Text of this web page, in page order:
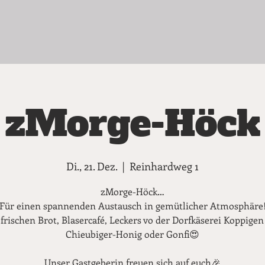
zMorge-Höck
Di., 21. Dez.
  |
Reinhardweg 1
zMorge-Höck…
einen spannenden Austausch in gemütlicher Atmosphäre!
Brot, Blasercafé, Leckers vo der Dorfkäserei Koppigen
Chieubiger-Honig oder Gonfi😍
Unser Gastgeberin freuen sich auf euch🎉